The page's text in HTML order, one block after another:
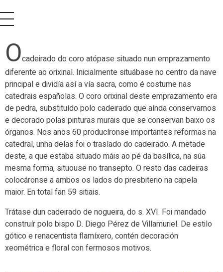
Ocadeirado do coro atópase situado nun emprazamento
diferente ao orixinal. Inicialmente situábase no centro da nave
principal e dividía así a vía sacra, como é costume nas
catedrais españolas. O coro orixinal deste emprazamento era
de pedra, substituído polo cadeirado que aínda conservamos
e decorado polas pinturas murais que se conservan baixo os
órganos. Nos anos 60 producíronse importantes reformas na
catedral, unha delas foi o traslado do cadeirado. A metade
deste, a que estaba situado máis ao pé da basílica, na súa
mesma forma, situouse no transepto. O resto das cadeiras
colocáronse a ambos os lados do presbiterio na capela
maior. En total fan 59 sitiais.
Trátase dun cadeirado de nogueira, do s. XVI. Foi mandado
construír polo bispo D. Diego Pérez de Villamuriel. De estilo
gótico e renacentista flamíxero, contén decoración
xeométrica e floral con fermosos motivos.